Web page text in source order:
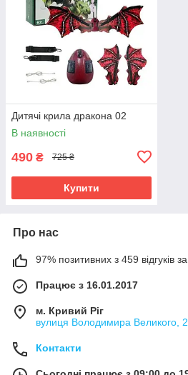
Дитячі крила дракона 02
В наявності
490 ₴ 725 ₴
Купити
Про нас
97% позитивних з 459 відгуків за
Працює з 16.01.2017
м. Кривий Ріг
вулиця Володимира Великого,
Контакти